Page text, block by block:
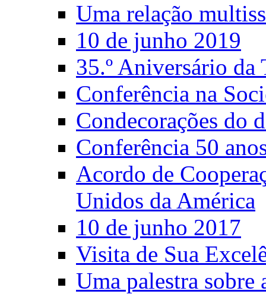
Uma relação
10 de junho 2019
35.º Aniversário
Conferência na
Condecorações do
Conferência 50
Acordo de
Unidos da América
10 de junho 2017
Visita de Sua
Uma palestra sobre